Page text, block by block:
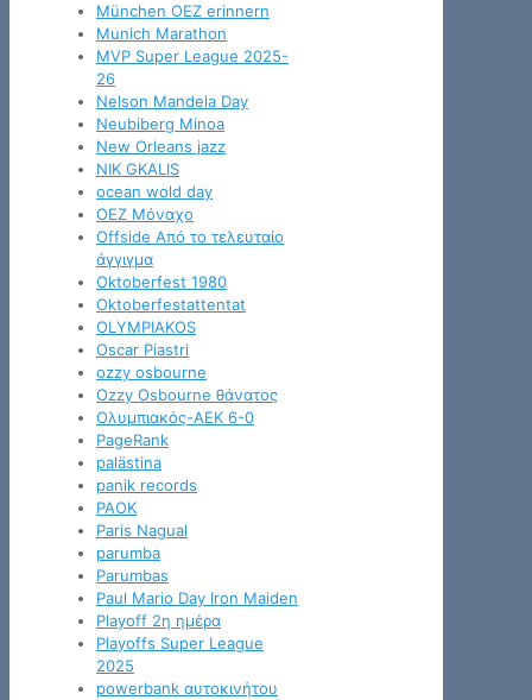
München OEZ erinnern
Munich Marathon
MVP Super League 2025-
26
Nelson Mandela Day
Neubiberg Minoa
New Orleans jazz
NIK GKALIS
ocean wold day
OEZ Μόναχο
Offside Από το τελευταίο
άγγιγμα
Oktoberfest 1980
Oktoberfestattentat
OLYMPIAKOS
Oscar Piastri
ozzy osbourne
Ozzy Osbourne θάνατος
Oλυμπιακός-ΑΕΚ 6-0
PageRank
palästina
panik records
PAOK
Paris Nagual
parumba
Parumbas
Paul Mario Day Iron Maiden
Playoff 2η ημέρα
Playoffs Super League
2025
powerbank αυτοκινήτου